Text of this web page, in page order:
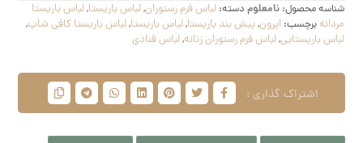
شناسه محصول:نامعلوم دسته:لباس فرم رستوران,لباس باریستا,لباس باریستا
مردانهبرچسب:اپرون,پیش بند باریستا,لباس باریستا,لباس باریستا کافی شاپ,
لباس باریستایی,لباس فرم رستوران زنانه,لباس قنادی